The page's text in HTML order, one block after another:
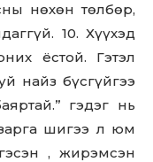
нөхөн төлбөр,
10. Хүүхэд
ёстой. Гэтэл
найз бүсгүйгээ
гэдэг нь
шигээ л юм
, жирэмсэн